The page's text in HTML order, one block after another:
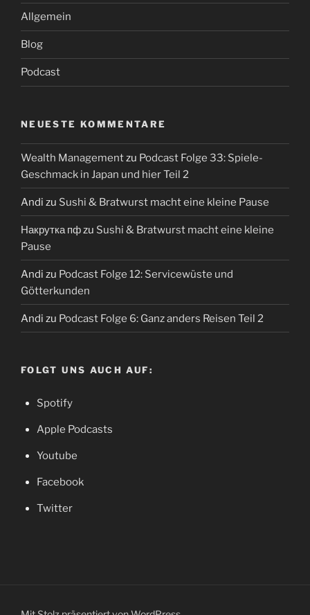
Allgemein
Blog
Podcast
NEUESTE KOMMENTARE
Wealth Managementzu Podcast Folge 33: Spiele-
Geschmack in Japan und hier Teil 2
Andi zu Sushi & Bratwurst macht eine kleine Pause
Накрутка пфzu Sushi & Bratwurst macht eine kleine
Pause
Andi zu Podcast Folge 12: Servicewüste und
Götterkunden
Andi zu Podcast Folge 6: Ganz anders Reisen Teil 2
FOLGT UNS AUCH AUF:
Spotify
Apple Podcasts
Youtube
Facebook
Twitter